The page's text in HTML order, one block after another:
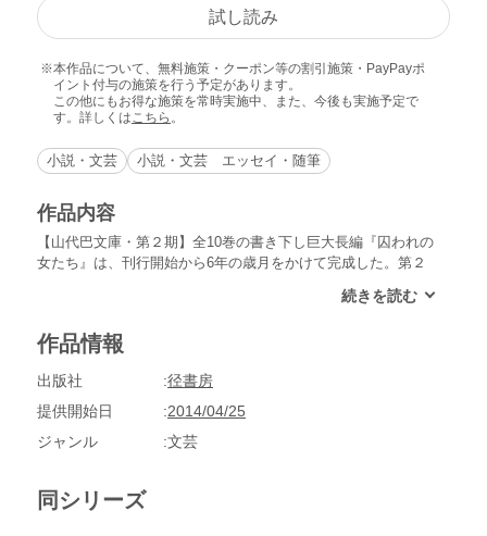
試し読み
本作品について、無料施策・クーポン等の割引施策・PayPayポ
イント付与の施策を行う予定があります。
この他にもお得な施策を常時実施中、また、今後も実施予定で
す。詳しくはこちら 。
小説・文芸 小説・文芸 エッセイ・随筆
作品内容
【山代巴文庫・第２期】全10巻の書き下し巨大長編『囚われの
女たち』は、刊行開始から6年の歳月をかけて完成した。第２
て、その思想・文学の全貌を展望する。人間という存在に最も
への模索と提言は痛切なまでに貴重である。牧原憲夫氏の全巻
作品情報
出版社
径書房
提供開始日
2014/04/25
ジャンル
文芸
同シリーズ